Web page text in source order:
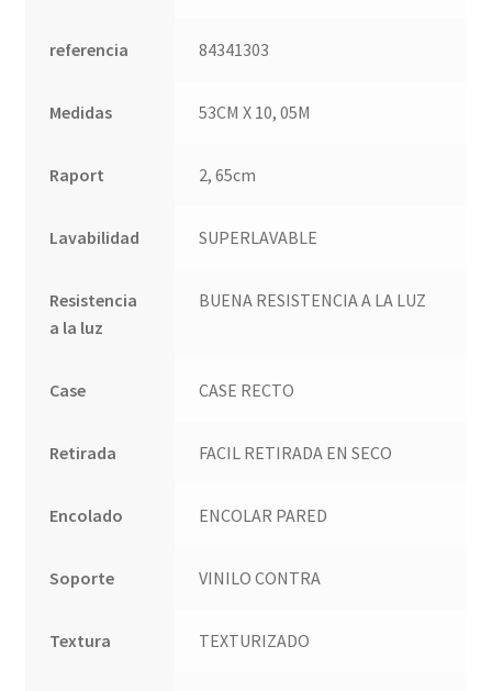
referencia 84341303
Medidas 53CM X 10, 05M
Raport 2, 65cm
Lavabilidad SUPERLAVABLE
Resistencia
a la luz
BUENA RESISTENCIA A LA LUZ
Case CASE RECTO
Retirada FACIL RETIRADA EN SECO
Encolado ENCOLAR PARED
Soporte VINILO CONTRA
Textura TEXTURIZADO